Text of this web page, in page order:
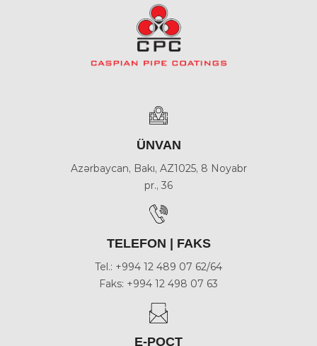
ÜNVAN
Azərbaycan, Bakı, AZ1025, 8 Noyabr
pr., 36
TELEFON | FAKS
Tel.: +994 12 489 07 62/64
Faks: +994 12 498 07 63
E-POÇT